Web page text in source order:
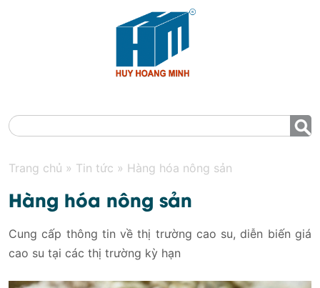
Trang chủ » Tin tức » Hàng hóa nông sản
Hàng hóa nông sản
Cung cấp thông tin về thị trường cao su, diễn biến giá
cao su tại các thị trường kỳ hạn